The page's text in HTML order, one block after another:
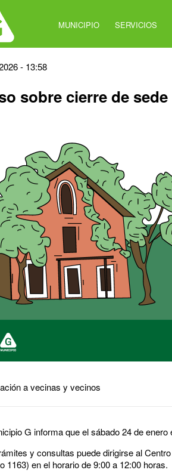
MUNICIPIO SERVICIOS
- 13:58
sobre cierre de sede
a vecinas y vecinos
G informa que el sábado 24 de
y consultas puede dirigirse al
1163) en el horario de 9:00 a 12:00 horas.